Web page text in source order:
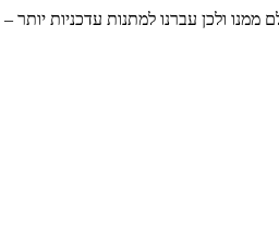
ולכן עברנו למתנות עדכניות יותר